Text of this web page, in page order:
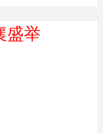
盛举